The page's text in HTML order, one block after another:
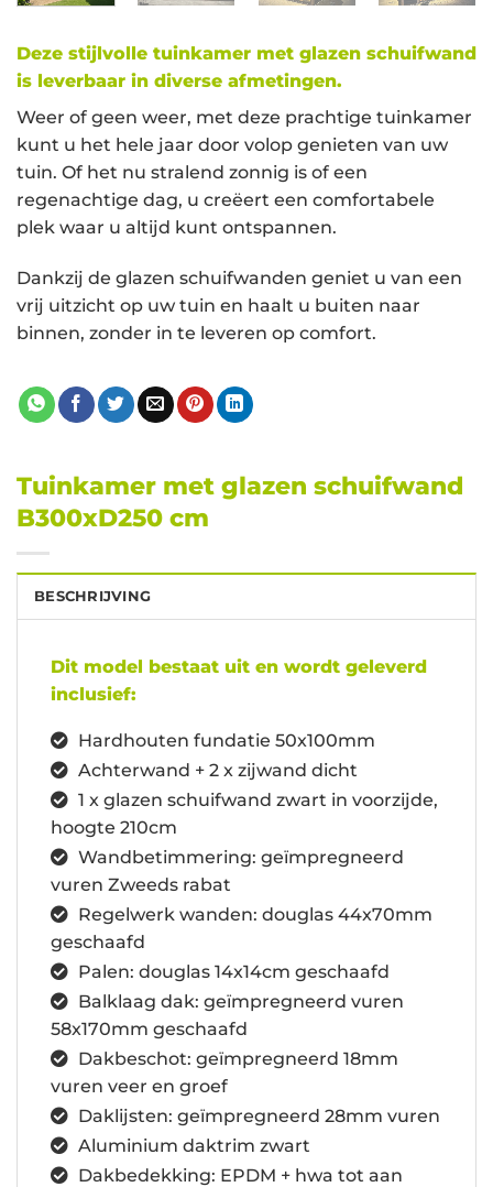
Deze stijlvolle tuinkamer met glazen schuifwand
is leverbaar in diverse afmetingen.
Weer of geen weer, met deze prachtige tuinkamer
kunt u het hele jaar door volop genieten van uw
tuin. Of het nu stralend zonnig is of een
regenachtige dag, u creëert een comfortabele
plek waar u altijd kunt ontspannen.
Dankzij de glazen schuifwanden geniet u van een
vrij uitzicht op uw tuin en haalt u buiten naar
binnen, zonder in te leveren op comfort.
Tuinkamer met glazen schuifwand
B300xD250 cm
BESCHRIJVING
Dit model bestaat uit en wordt geleverd
inclusief:
Hardhouten fundatie 50x100mm
Achterwand + 2 x zijwand dicht
1 x glazen schuifwand zwart in voorzijde,
hoogte 210cm
Wandbetimmering: geïmpregneerd
vuren Zweeds rabat
Regelwerk wanden: douglas 44x70mm
geschaafd
Palen: douglas 14x14cm geschaafd
Balklaag dak: geïmpregneerd vuren
58x170mm geschaafd
Dakbeschot: geïmpregneerd 18mm
vuren veer en groef
Daklijsten: geïmpregneerd 28mm vuren
Aluminium daktrim zwart
Dakbedekking: EPDM + hwa tot aan